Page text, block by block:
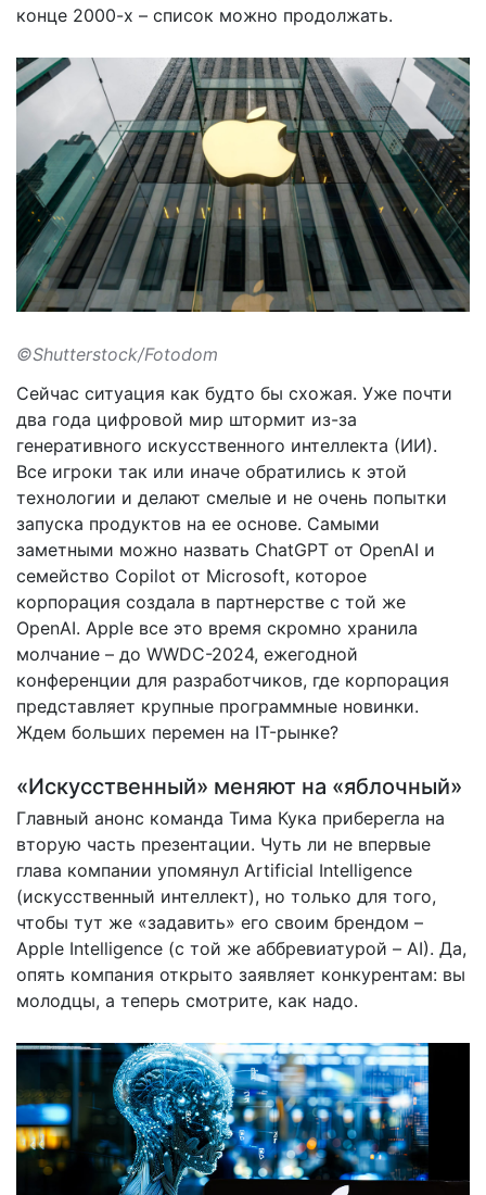
конце 2000-х – список можно продолжать.
©Shutterstock/Fotodom
Сейчас ситуация как будто бы схожая. Уже почти
два года цифровой мир штормит из-за
генеративного искусственного интеллекта (ИИ).
Все игроки так или иначе обратились к этой
технологии и делают смелые и не очень попытки
запуска продуктов на ее основе. Самыми
заметными можно назвать ChatGPT от OpenAI и
семейство Copilot от Microsoft, которое
корпорация создала в партнерстве с той же
OpenAI. Apple все это время скромно хранила
молчание – до WWDC-2024, ежегодной
конференции для разработчиков, где корпорация
представляет крупные программные новинки.
Ждем больших перемен на IT-рынке?
«Искусственный» меняют на «яблочный»
Главный анонс команда Тима Кука приберегла на
вторую часть презентации. Чуть ли не впервые
глава компании упомянул Artificial Intelligence
(искусственный интеллект), но только для того,
чтобы тут же «задавить» его своим брендом –
Apple Intelligence (с той же аббревиатурой – AI). Да,
опять компания открыто заявляет конкурентам: вы
молодцы, а теперь смотрите, как надо.